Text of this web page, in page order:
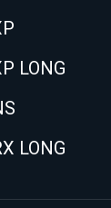
LONG
LONG